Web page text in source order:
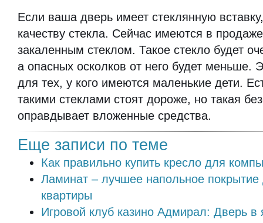
Если ваша дверь имеет стеклянную
качеству стекла. Сейчас имеются в
закаленным стеклом. Такое стекло будет
а опасных осколков от него будет меньше.
для тех, у кого имеются маленькие дети.
такими стеклами стоят дороже, но такая
оправдывает вложенные средства.
Еще записи по теме
Как правильно купить кресло для
Ламинат – лучшее напольное
квартиры
Игровой клуб казино Адмирал: Дверь в